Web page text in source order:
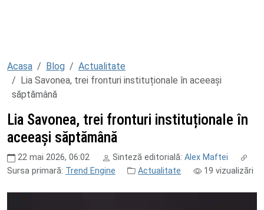
Acasa Blog
Actualitate
Lia Savonea, trei fronturi instituționale în aceeași
săptămână
Lia Savonea, trei fronturi instituționale în
aceeași săptămână
22 mai 2026, 06:02 Sinteză editorială: Alex Maftei
Sursa primară: Trend Engine Actualitate 19 vizualizări